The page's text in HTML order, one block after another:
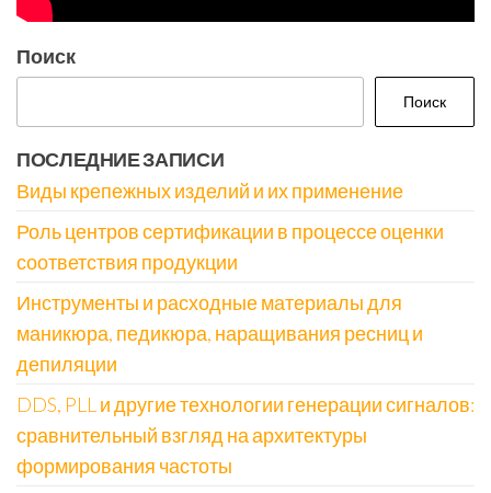
Поиск
Поиск
ПОСЛЕДНИЕ ЗАПИСИ
Виды крепежных изделий и их применение
Роль центров сертификации в процессе оценки
соответствия продукции
Инструменты и расходные материалы для
маникюра, педикюра, наращивания ресниц и
депиляции
DDS, PLL и другие технологии генерации сигналов:
сравнительный взгляд на архитектуры
формирования частоты